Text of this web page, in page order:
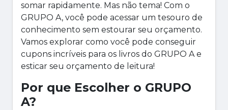
somar rapidamente. Mas não tema! Com o
GRUPO A, você pode acessar um tesouro de
conhecimento sem estourar seu orçamento.
Vamos explorar como você pode conseguir
cupons incríveis para os livros do GRUPO A e
esticar seu orçamento de leitura!
Por que Escolher o GRUPO
A?